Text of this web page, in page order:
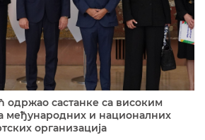
одржао састанке са високим
међународних и националних
организација